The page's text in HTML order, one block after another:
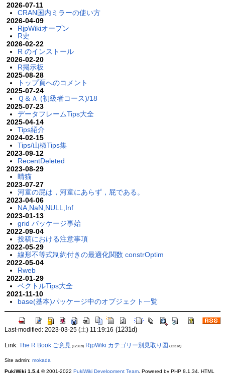
2026-07-11
CRAN国内ミラーの使い方
2026-04-09
RjpWikiオープン
R史
2026-02-22
R のインストール
2026-02-20
R掲示板
2025-08-28
トップ頁へのコメント
2025-07-24
Ｑ＆Ａ (初級者コース)/18
2025-07-23
データフレームTips大全
2025-04-14
Tips紹介
2024-02-15
Tips/山椒Tips集
2023-09-12
RecentDeleted
2023-08-29
晴猫
2023-07-27
河童の屁は，河童にあらず，屁である。
2023-04-06
NA,NaN,NULL,Inf
2023-01-13
grid パッケージ事始
2022-09-04
投稿における注意事項
2022-05-29
線形不等式制約付きの最適化関数 constrOptim
2022-05-04
Rweb
2022-01-29
ベクトルTips大全
2021-11-10
base(基本)パッケージ中のオブジェクト一覧
Last-modified: 2023-03-25 (土) 11:19:16 (1231d)
Link: The R Book ご意見 (1231d) RjpWiki カテゴリー別見取り図 (1231d)
Site admin: mokada
PukiWiki 1.5.4© 2001-2022 PukiWiki Development Team. Powered by PHP 8.1.34. HTML